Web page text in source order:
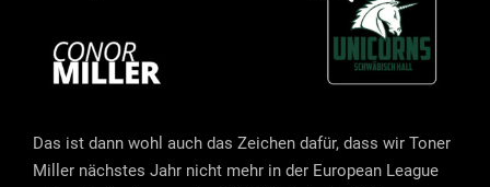
Das ist dann wohl auch das Zeichen dafür, dass wir Toner
Miller nächstes Jahr nicht mehr in der European League